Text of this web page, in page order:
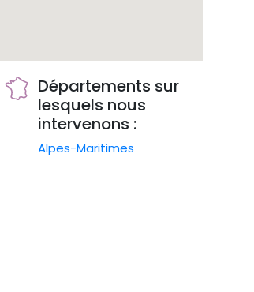
Départements sur
lesquels nous
intervenons :
Alpes-Maritimes